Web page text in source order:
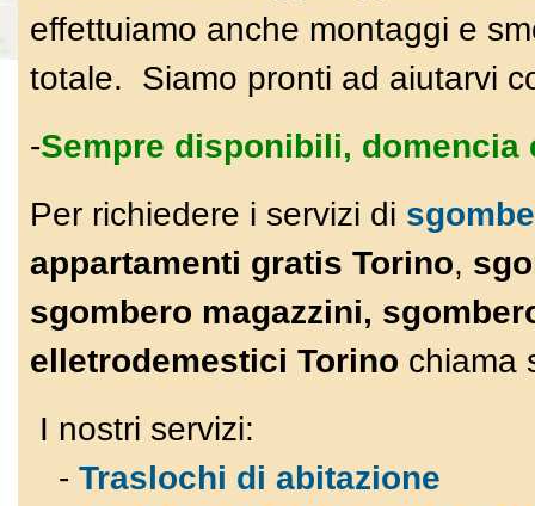
effettuiamo anche montaggi e
totale. Siamo pronti ad aiutarvi
-Sempre disponibili, domencia
Per richiedere i servizi di
appartamenti gratis Torino,
sgombero magazzini, sgombe
elletrodemestici Torino chiama
I nostri servizi:
- Traslochi di abitazione